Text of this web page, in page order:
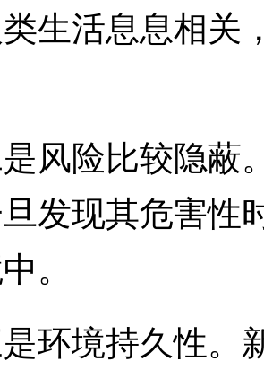
生活息息相关
险比较隐蔽
发现其危害性
。
境持久性。